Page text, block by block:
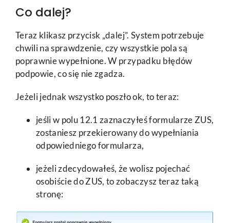
Co dalej?
Teraz klikasz przycisk „dalej”. System potrzebuje
chwili na sprawdzenie, czy wszystkie pola są
poprawnie wypełnione. W przypadku błędów
podpowie, co się nie zgadza.
Jeżeli jednak wszystko poszło ok, to teraz:
jeśli w polu 12.1 zaznaczyłeś formularze ZUS,
zostaniesz przekierowany do wypełniania
odpowiedniego formularza,
jeżeli zdecydowałeś, że wolisz pojechać
osobiście do ZUS, to zobaczysz teraz taką
stronę: